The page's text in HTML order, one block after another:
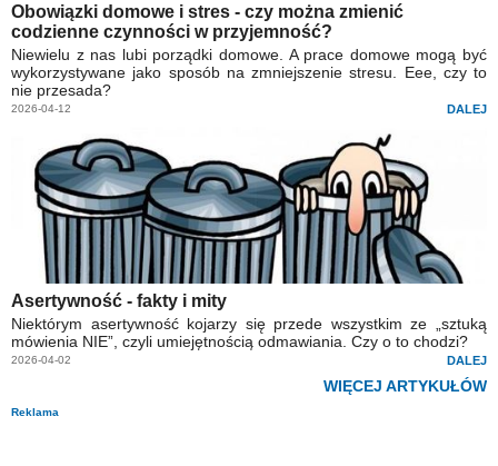
Obowiązki domowe i stres - czy można zmienić
codzienne czynności w przyjemność?
Niewielu z nas lubi porządki domowe. A prace domowe mogą być
wykorzystywane jako sposób na zmniejszenie stresu. Eee, czy to
nie przesada?
2026-04-12 DALEJ
Asertywność - fakty i mity
Niektórym asertywność kojarzy się przede wszystkim ze „sztuką
mówienia NIE”, czyli umiejętnością odmawiania. Czy o to chodzi?
2026-04-02 DALEJ
WIĘCEJ ARTYKUŁÓW
Reklama